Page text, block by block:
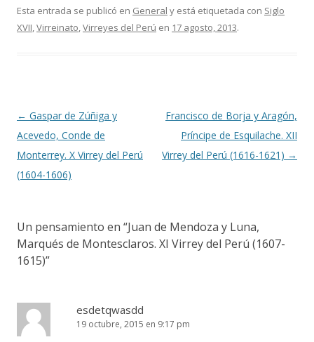
e
b
k
itt
er
m
p
r
Esta entrada se publicó en General y está etiquetada con Siglo
XVII,Virreinato,Virreyes del Perú en 17 agosto, 2013.
Navegación
de
entradas
← Gaspar de Zúñiga y
Acevedo, Conde de
Monterrey. X Virrey del Perú
(1604-1606)
Francisco de Borja y Aragón,
Príncipe de Esquilache. XII
Virrey del Perú (1616-1621) →
Un pensamiento en “Juan de Mendoza y Luna,
Marqués de Montesclaros. XI Virrey del Perú (1607-
1615)”
esdetqwasdd
19 octubre, 2015 en 9:17 pm